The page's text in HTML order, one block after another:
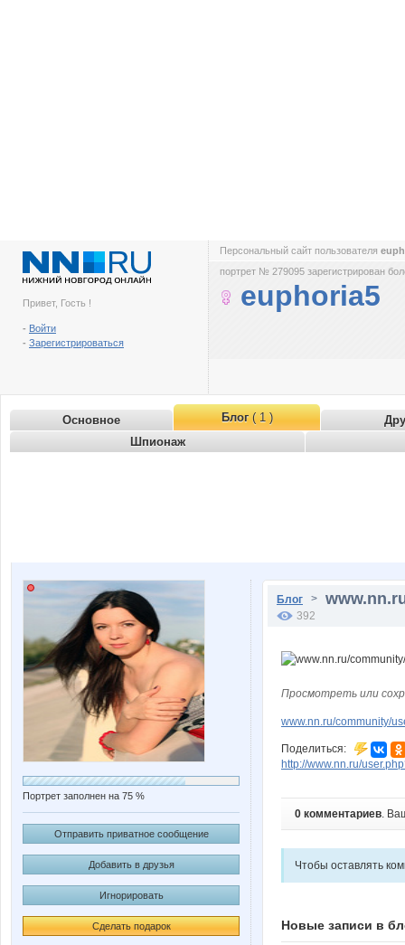
Привет, Гость !
- Войти
- Зарегистрироваться
Персональный сайт пользователя
портрет № 279095 зарегистрирован
euphoria5
Основное Блог( 1 )
Шпионаж
Портрет заполнен на 75 %
Отправить приватное сообщение
Добавить в друзья
Игнорировать
Сделать подарок
Блог >
392
Просмотреть или
www.nn.ru/community/
Поделиться:
http://www.nn.ru/
0 комментариев.
Чтобы оставлять
Новые записи в